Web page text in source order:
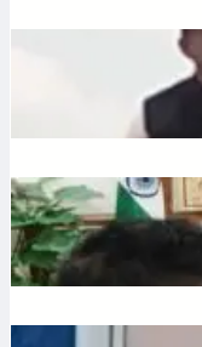
Liquor:
बयान, वीडियो
Water: